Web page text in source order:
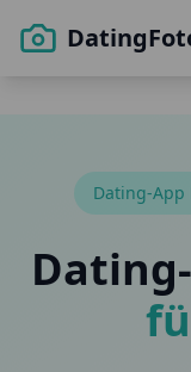
Dating-App